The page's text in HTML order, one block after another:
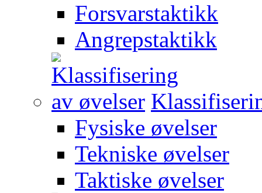
Forsvarstaktikk
Angrepstaktikk
Fysiske øvelser
Tekniske øvelser
Taktiske øvelser